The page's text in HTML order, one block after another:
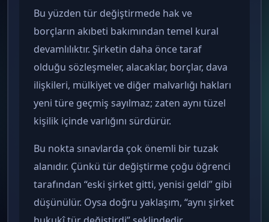
Bu yüzden tür değiştirmede hak ve
borçların akıbeti bakımından temel kural
devamlılıktır. Şirketin daha önce taraf
olduğu sözleşmeler, alacaklar, borçlar, dava
ilişkileri, mülkiyet ve diğer malvarlığı hakları
yeni türe geçmiş sayılmaz; zaten aynı tüzel
kişilik içinde varlığını sürdürür.
Bu nokta sınavlarda çok önemli bir tuzak
alanıdır. Çünkü tür değiştirme çoğu öğrenci
tarafından “eski şirket gitti, yenisi geldi” gibi
düşünülür. Oysa doğru yaklaşım, “aynı şirket